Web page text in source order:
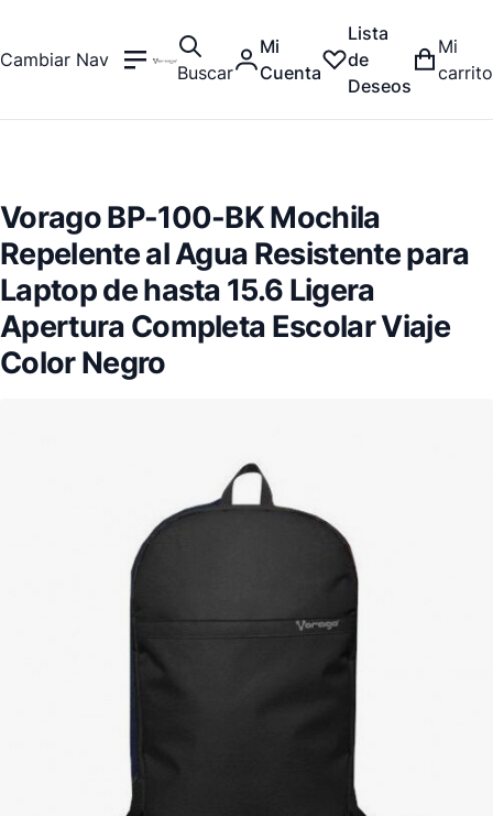
Cambiar Nav
Buscar
Mi
Cuenta
Lista
de
Deseos
Mi
carrito
Vorago BP-100-BK Mochila
Repelente al Agua Resistente para
Laptop de hasta 15.6 Ligera
Apertura Completa Escolar Viaje
Color Negro